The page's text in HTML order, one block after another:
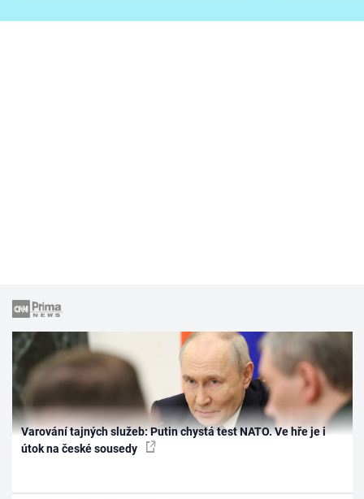
Varování tajných služeb: Putin chystá test NATO. Ve hře je i
útok na české sousedy